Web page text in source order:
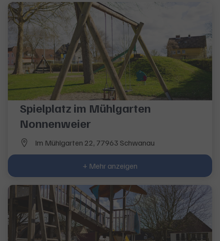
Spielplatz im Mühlgarten
Nonnenweier
Im Mühlgarten 22, 77963 Schwanau
+ Mehr anzeigen